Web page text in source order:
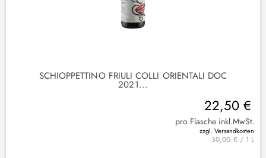
SCHIOPPETTINO FRIULI COLLI ORIENTALI DOC
2021...
22,50 €
pro Flasche inkl.MwSt.
zzgl. Versandkosten
30,00 € / 1 L